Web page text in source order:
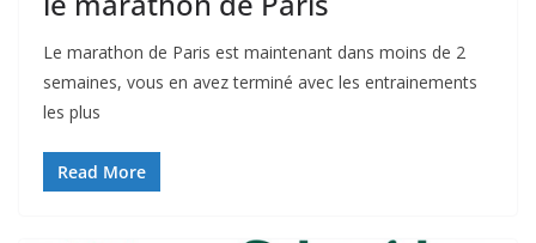
Le marathon de Paris est maintenant dans moins de 2
semaines, vous en avez terminé avec les entrainements
les plus
Read More